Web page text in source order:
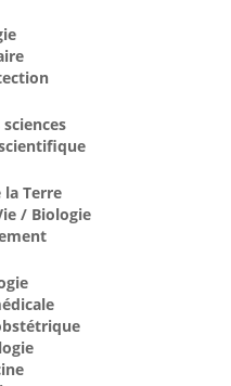
la Terre
/ Biologie